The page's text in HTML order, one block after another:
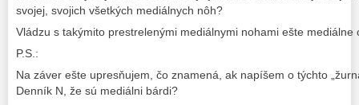
svojej, svojich všetkých mediálnych nôh?
Vládzu s takýmito prestrelenými mediálnymi nohami ešte mediálne
P.S.:
Na záver ešte upresňujem, čo znamená, ak napíšem o týchto
Denník N, že sú mediálni bárdi?